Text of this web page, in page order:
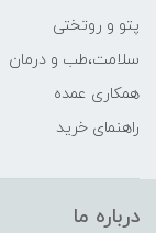
پتو و روتختی
سلامت،طب و درمان
همکاری عمده
راهنمای خرید
درباره ما